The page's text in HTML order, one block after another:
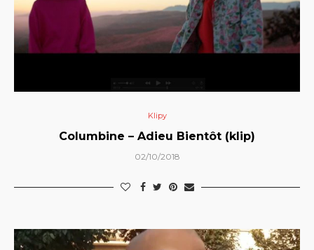
Klipy
Columbine – Adieu Bientôt (klip)
02/10/2018